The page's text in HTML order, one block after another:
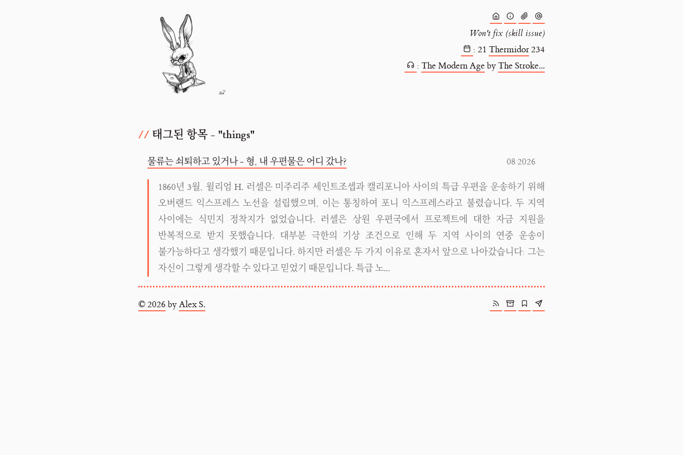
Won't fix (skill issue)
: 21 Thermidor234
: The Modern AgebyThe Stroke...
태그된 항목 - "things"
08 2026
물류는 쇠퇴하고 있거나 - 형, 내 우편물은 어디 갔나?
1860년 3월, 윌리엄 H. 러셀은 미주리주 세인트조셉과 캘리포니아 사이의 특급 우편을 운송하기 위해
오버랜드 익스프레스 노선을 설립했으며, 이는 통칭하여 포니 익스프레스라고 불렸습니다. 두 지역
사이에는 식민지 정착지가 없었습니다. 러셀은 상원 우편국에서 프로젝트에 대한 자금 지원을
반복적으로 받지 못했습니다. 대부분 극한의 기상 조건으로 인해 두 지역 사이의 연중 운송이
불가능하다고 생각했기 때문입니다. 하지만 러셀은 두 가지 이유로 혼자서 앞으로 나아갔습니다: 그는
자신이 그렇게 생각할 수 있다고 믿었기 때문입니다. 특급 노...
© 2026 byAlex S.